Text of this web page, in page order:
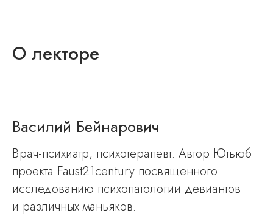
О лекторе
Василий Бейнарович
Врач-психиатр, психотерапевт. Автор Ютьюб
проекта Faust21century посвященного
исследованию психопатологии девиантов
и различных маньяков.